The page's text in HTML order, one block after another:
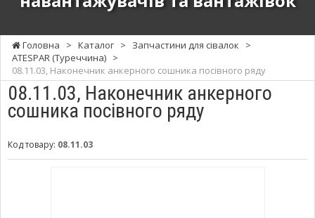
до
сільгосптехніки,
навантажувачів
та
вантажівок
Головна > Каталог > Запчастини для сівалок
>
ATESPAR (Туреччина) >
08.11.03, Наконечник анкерного сошника посівного ряду
08.11.03, Наконечник анкерного
сошника посівного ряду
Код товару: 08.11.03